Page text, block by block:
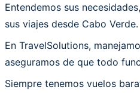
Entendemos sus
sus viajes desde Cabo Verde.
En TravelSolutions,
aseguramos de que todo
Siempre tenemos vuelos